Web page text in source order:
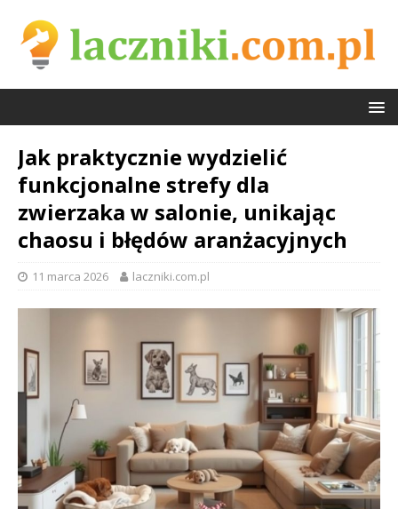
Jak praktycznie wydzielić
funkcjonalne strefy dla
zwierzaka w salonie, unikając
chaosu i błędów aranżacyjnych
11 marca 2026 laczniki.com.pl